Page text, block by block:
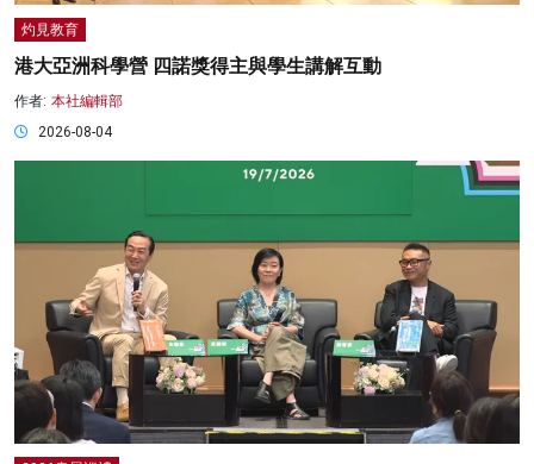
灼見教育
港大亞洲科學營 四諾獎得主與學生講解互動
作者: 本社編輯部
2026-08-04